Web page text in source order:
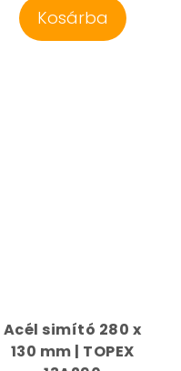
Kosárba
Acél simító 280 x
130 mm | TOPEX